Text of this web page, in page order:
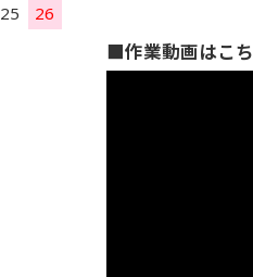
■作業動画はこ
25
26